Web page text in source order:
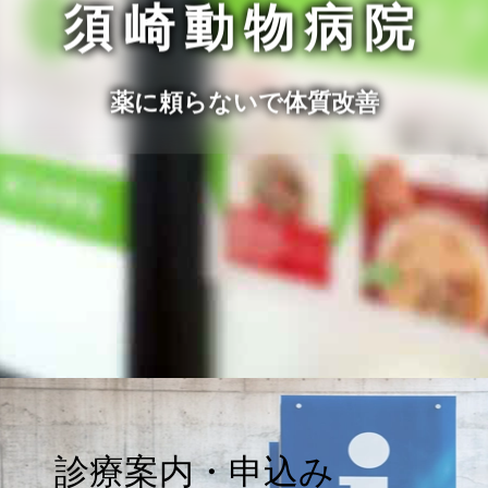
須崎動物病院
薬に頼らないで体質改善
診療案内・申込み